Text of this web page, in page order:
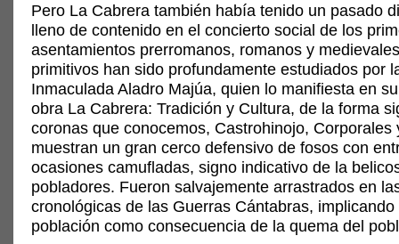
Pero La Cabrera también había tenido un pasado
lleno de contenido en el concierto social de los
asentamientos prerromanos, romanos y
primitivos han sido profundamente estudiados por
Inmaculada Aladro Majúa, quien lo manifiesta en
obra La Cabrera: Tradición y Cultura, de la forma
coronas que conocemos, Castrohinojo, Corporales
muestran un gran cerco defensivo de fosos con
ocasiones camufladas, signo indicativo de la
pobladores. Fueron salvajemente arrastrados en
cronológicas de las Guerras Cántabras,
población como consecuencia de la quema del